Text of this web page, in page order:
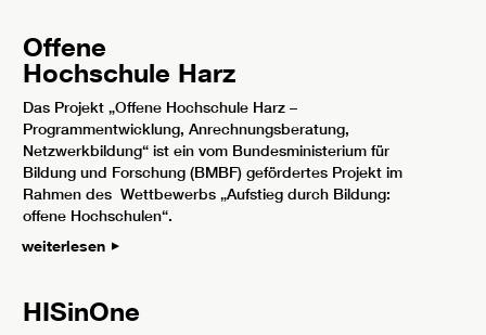
Offene
Hochschule Harz
Das Projekt „Offene Hochschule Harz –
Programmentwicklung, Anrechnungsberatung,
Netzwerkbildung“ ist ein vom Bundesministerium für
Bildung und Forschung (BMBF) gefördertes Projekt im
Rahmen des Wettbewerbs „Aufstieg durch Bildung:
offene Hochschulen“.
weiterlesen
HISinOne